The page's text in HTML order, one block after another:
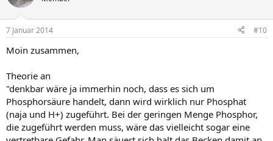
7 Januar 2014 #10
Moin zusammen,
Theorie an
"denkbar wäre ja immerhin noch, dass es sich um
Phosphorsäure handelt, dann wird wirklich nur Phosphat
(naja und H+) zugeführt. Bei der geringen Menge Phosphor,
die zugeführt werden muss, wäre das vielleicht sogar eine